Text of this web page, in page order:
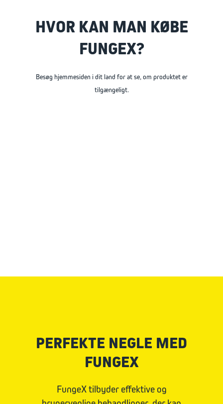
HVOR KAN MAN KØBE
FUNGEX?
Besøg hjemmesiden i dit land for at se, om produktet er
tilgængeligt.
PERFEKTE NEGLE MED
FUNGEX
FungeX tilbyder effektive og